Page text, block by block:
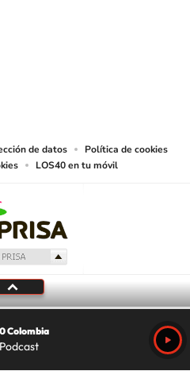
de datos
Política de cookies
LOS40 en tu móvil
Colombia